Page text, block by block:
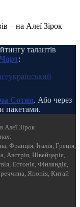
– на Алеї Зірок
талантів
:
Сотня. Або через
пакетами.
Алеї Зірок
Франція, Італія, Греція,
Австрія, Швейцарія,
Естонія, Фінляндія,
Японія, Китай